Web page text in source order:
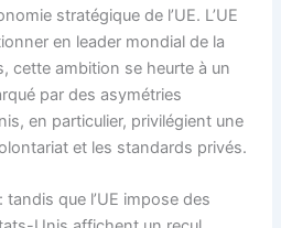
stratégique de l’UE. L’UE
en leader mondial de la
cette ambition se heurte à un
par des asymétries
en particulier, privilégient une
et les standards privés.
que l’UE impose des